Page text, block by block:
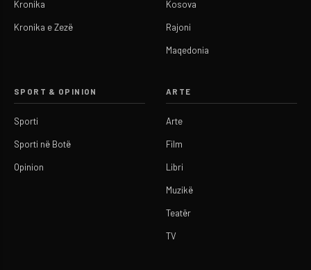
Kronika
Kronika e Zezë
Kosova
Rajoni
Maqedonia
SPORT & OPINION
Sporti
Sporti në Botë
Opinion
ARTE
Arte
Film
Libri
Muzikë
Teatër
TV